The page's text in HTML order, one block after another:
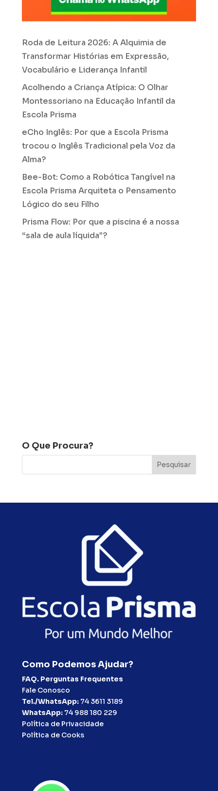
Roda de Leitura 2026: A Alquimia de
Transformar Histórias em Expressão,
Vocabulário e Liderança Infantil
Acolhendo a Criança Atípica: O Olhar
Montessoriano na Educação Infantil da
Escola Prisma
eCho Inglês: Por que a Escola Prisma
trocou o Inglês Tradicional pela Voz da
Alma?
Bee-Bot: Como a Robótica Tangível na
Escola Prisma Arquiteta o Pensamento
Lógico do seu Filho
Prisma Flow: Por que a piscina é a nossa
“sala de aula líquida”?
O Que Procura?
Como Podemos Ajudar?
FAQ. Perguntas Frequentes
Fale Conosco
Tel./WhatsApp: 74 3611 3189
WhatsApp: 74 988 180 229
Política de Privacidade
Política de Cooks